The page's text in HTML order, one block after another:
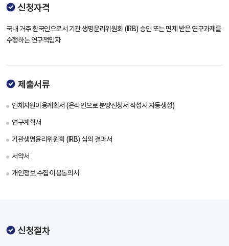
신청자격
국내 거주 한국인으로서 기관 생명윤리위원회 (IRB) 승인 또는 면제 받은 연구과제를
수행하는 연구책임자
제출서류
인체자원이용계획서 (온라인으로 분양신청서 작성시 자동생성)
연구계획서
기관생명윤리위원회 (IRB) 심의 결과서
서약서
개인정보 수집·이용동의서
신청절차